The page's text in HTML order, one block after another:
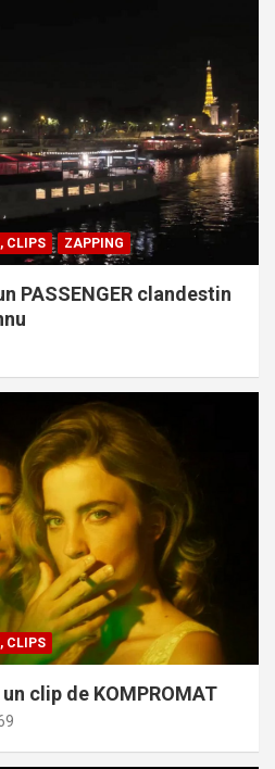
CLIPS ZAPPING
PASSENGER clandestin
CLIPS
clip de KOMPROMAT